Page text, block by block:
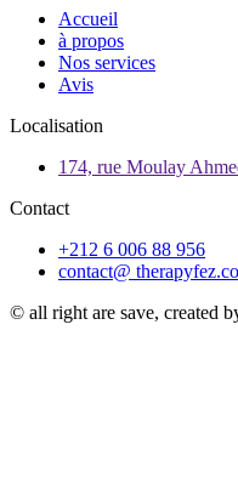
Accueil
à propos
Nos services
Avis
Localisation
174, rue Moulay
Contact
+212 6 006 88 956
contact@
© all right are save, created